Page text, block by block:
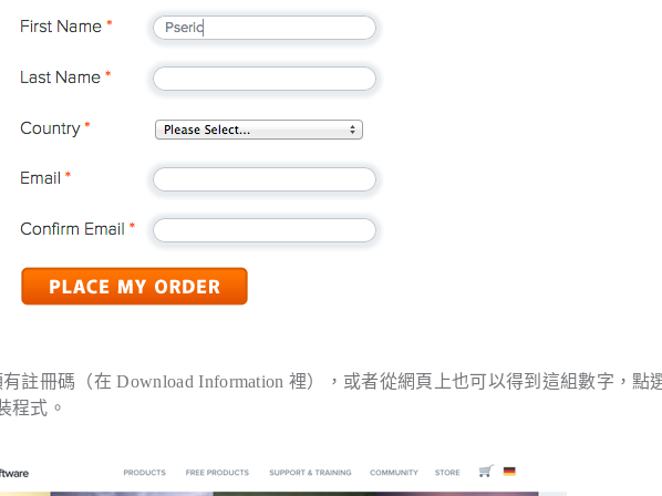
註冊碼（在 Download Information 裡），或者從網頁上也可以得到這組數字，點
程式。